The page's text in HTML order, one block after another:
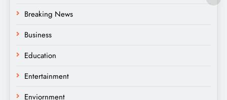
Breaking News
Business
Education
Entertainment
Enviornment